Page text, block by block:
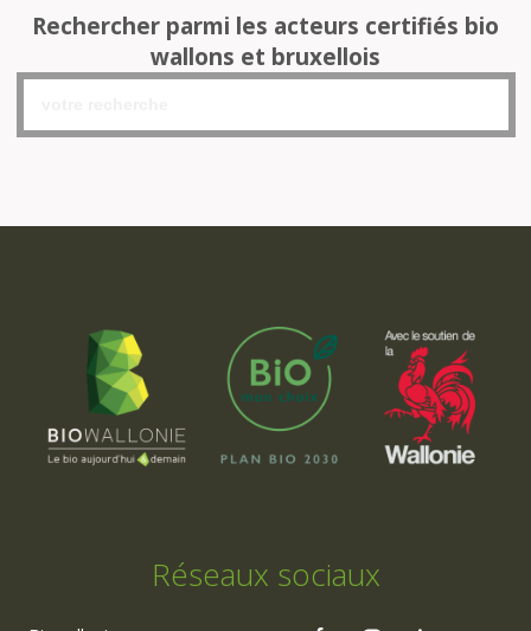
Rechercher parmi les acteurs certifiés bio
wallons et bruxellois
Réseaux sociaux